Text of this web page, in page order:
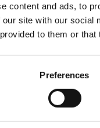
content and ads, to
site with our
to them or
Preferences
урок